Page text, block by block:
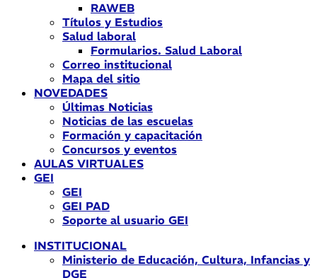
RAWEB
Títulos y Estudios
Salud laboral
Formularios. Salud Laboral
Correo institucional
Mapa del sitio
NOVEDADES
Últimas Noticias
Noticias de las escuelas
Formación y capacitación
Concursos y eventos
AULAS VIRTUALES
GEI
GEI
GEI PAD
Soporte al usuario GEI
INSTITUCIONAL
Ministerio de Educación, Cultura, Infancias y
DGE